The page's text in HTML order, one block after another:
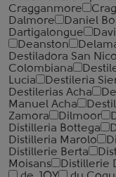
Cragganmore
Dalmore
Daniel
Dartigalongue
Deanston
Destiladora San
Colombiana
Lucia
Destileria
Destilerias Acha
Manuel Acha
Zamora
Dilmoor
Distilleria Bottega
Distilleria Marolo
Distillerie Berta
Moisans
Distillerie